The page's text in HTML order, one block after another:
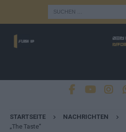
STARTSEITE NACHRICHTEN
„The Taste“